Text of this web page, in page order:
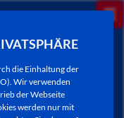
die Einhaltung der
Wir verwenden
der Webseite
werden nur mit